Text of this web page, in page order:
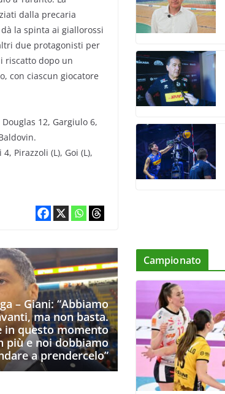
dalla precaria
la spinta ai giallorossi
due protagonisti per
riscatto dopo un
con ciascun giocatore
12, Gargiulo 6,
Pirazzoli (L), Goi (L),
– Giani: “Abbiamo
ma non basta.
in questo momento
più e noi dobbiamo
a prendercelo”
Campionato